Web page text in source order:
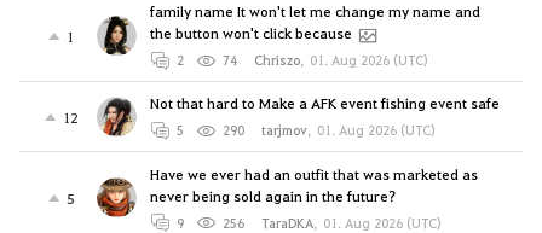
1
family name It won't let me change my name and
the button won't click because
2 74 Chriszo, 01. Aug 2026 (UTC)
12
Not that hard to Make a AFK event fishing event safe
5 290 tarjmov, 01. Aug 2026 (UTC)
5
Have we ever had an outfit that was marketed as
never being sold again in the future?
9 256 TaraDKA, 01. Aug 2026 (UTC)